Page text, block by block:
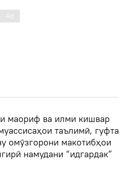
маориф ва илми кишвар
таълимӣ, гуфта
омӯзгорони макотибҳои
намудани “идгардак”